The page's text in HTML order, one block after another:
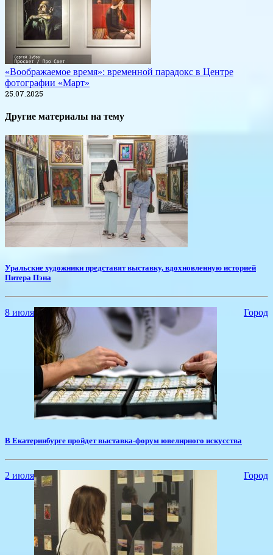
«Воображаемое время»: временной парадокс в Центре
фотографии «Март»
25.07.2025
Другие материалы на тему
Уральские художники представят выставку, вдохновленную историей
Питера Пэна
8 июля Город
​В Екатеринбурге пройдет выставка-форум ювелирного искусства
2 июля Город